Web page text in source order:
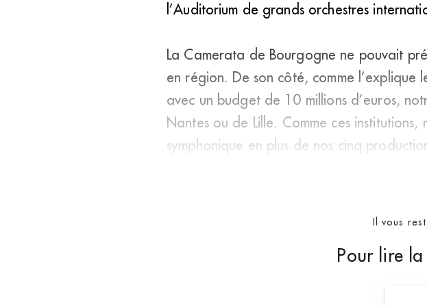
l’Auditorium de grands orchestres
La Camerata de Bourgogne ne pouvait
en région. De son côté, comme
avec un budget de 10 millions d’euros,
Nantes ou de Lille. Comme ces institutions,
symphonique en plus de nos cinq
Il vous
Pour lire